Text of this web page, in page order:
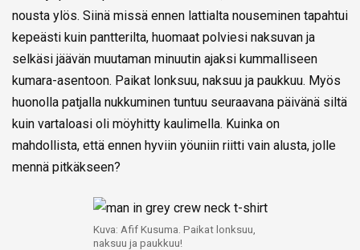
nousta ylös. Siinä missä ennen lattialta nouseminen tapahtui
kepeästi kuin pantterilta, huomaat polviesi naksuvan ja
selkäsi jäävän muutaman minuutin ajaksi kummalliseen
kumara-asentoon. Paikat lonksuu, naksuu ja paukkuu. Myös
huonolla patjalla nukkuminen tuntuu seuraavana päivänä siltä
kuin vartaloasi oli möyhitty kaulimella. Kuinka on
mahdollista, että ennen hyviin yöuniin riitti vain alusta, jolle
mennä pitkäkseen?
Kuva: Afif Kusuma. Paikat lonksuu,
naksuu ja paukkuu!